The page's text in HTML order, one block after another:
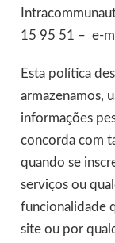
15 95 51 – e-
Esta política
armazenamos,
informações
concorda com
quando se
serviços ou
funcionalidade
site ou por